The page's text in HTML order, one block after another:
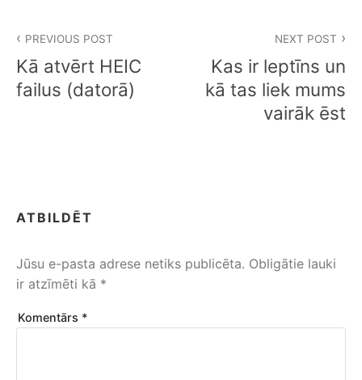
izvēlne
PREVIOUS POST
Kā atvērt HEIC
failus (datorā)
NEXT POST
Kas ir leptīns un
kā tas liek mums
vairāk ēst
ATBILDĒT
Jūsu e-pasta adrese netiks publicēta. Obligātie lauki
ir atzīmēti kā *
Komentārs *